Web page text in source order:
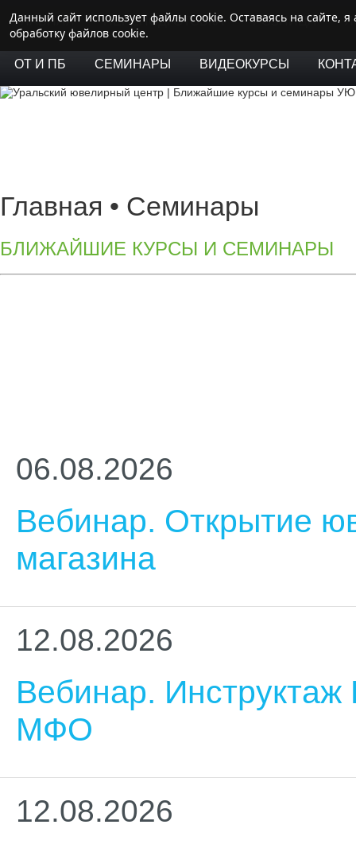
ГЛАВНАЯ ПЕРЕПОДГОТОВКА РОЗНИЦА
ОТ И ПБ СЕМИНАРЫ ВИДЕОКУРСЫ
Главная • Семинары
БЛИЖАЙШИЕ КУРСЫ И СЕМИНАРЫ
06.08.2026
Вебинар. Открытие
магазина
12.08.2026
Вебинар.
МФО
12.08.2026
Данный сайт использует файлы cookie. Оставаясь на сайте,
обработку файлов cookie.